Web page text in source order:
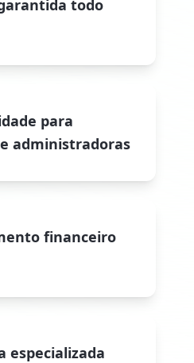
todo
para
administradoras
financeiro
especializada